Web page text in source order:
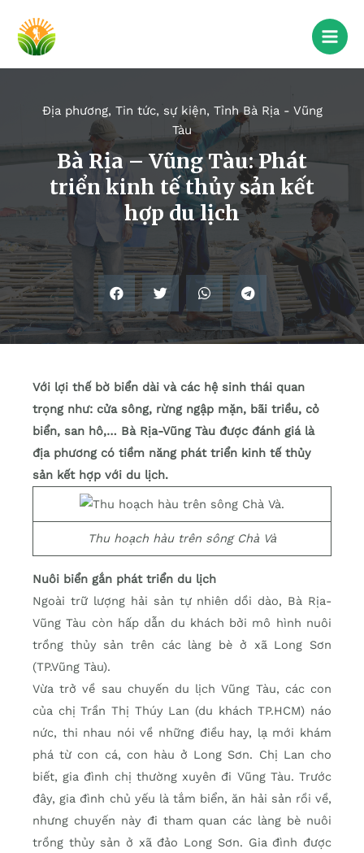
Địa phương, Tin tức, sự kiện, Tỉnh Bà Rịa - Vũng
Tàu
Bà Rịa – Vũng Tàu: Phát
triển kinh tế thủy sản kết
hợp du lịch
Với lợi thế bờ biển dài và các hệ sinh thái quan
trọng như: cửa sông, rừng ngập mặn, bãi triều, cỏ
biển, san hô,… Bà Rịa-Vũng Tàu được đánh giá là
địa phương có tiềm năng phát triển kinh tế thủy
sản kết hợp với du lịch.
Thu hoạch hàu trên sông Chà Và
Nuôi biển gắn phát triển du lịch
Ngoài trữ lượng hải sản tự nhiên dồi dào, Bà Rịa-
Vũng Tàu còn hấp dẫn du khách bởi mô hình nuôi
trồng thủy sản trên các làng bè ở xã Long Sơn
(TP.Vũng Tàu).
Vừa trở về sau chuyến du lịch Vũng Tàu, các con
của chị Trần Thị Thúy Lan (du khách TP.HCM) náo
nức, thi nhau nói về những điều hay, lạ mới khám
phá từ con cá, con hàu ở Long Sơn. Chị Lan cho
biết, gia đình chị thường xuyên đi Vũng Tàu. Trước
đây, gia đình chủ yếu là tắm biển, ăn hải sản rồi về,
nhưng chuyến này đi tham quan các làng bè nuôi
trồng thủy sản ở xã đảo Long Sơn. Gia đình được